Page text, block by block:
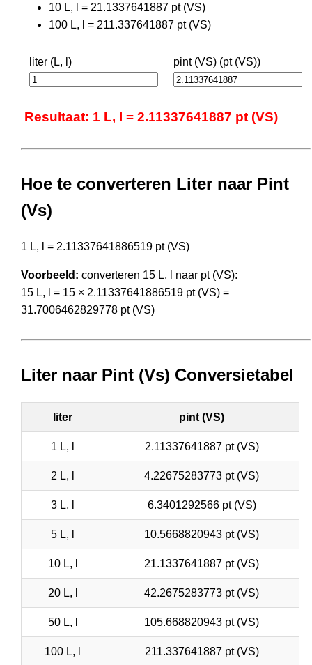
10 L, l = 21.1337641887 pt (VS)
100 L, l = 211.337641887 pt (VS)
liter (L, l) pint (VS) (pt (VS))
Resultaat: 1 L, l = 2.11337641887 pt (VS)
Hoe te converteren Liter naar Pint
(Vs)
1 L, l = 2.11337641886519 pt (VS)
Voorbeeld: converteren 15 L, l naar pt (VS):
15 L, l = 15 × 2.11337641886519 pt (VS) =
31.7006462829778 pt (VS)
Liter naar Pint (Vs) Conversietabel
liter pint (VS)
1 L, l 2.11337641887 pt (VS)
2 L, l 4.22675283773 pt (VS)
3 L, l 6.3401292566 pt (VS)
5 L, l 10.5668820943 pt (VS)
10 L, l 21.1337641887 pt (VS)
20 L, l 42.2675283773 pt (VS)
50 L, l 105.668820943 pt (VS)
100 L, l 211.337641887 pt (VS)